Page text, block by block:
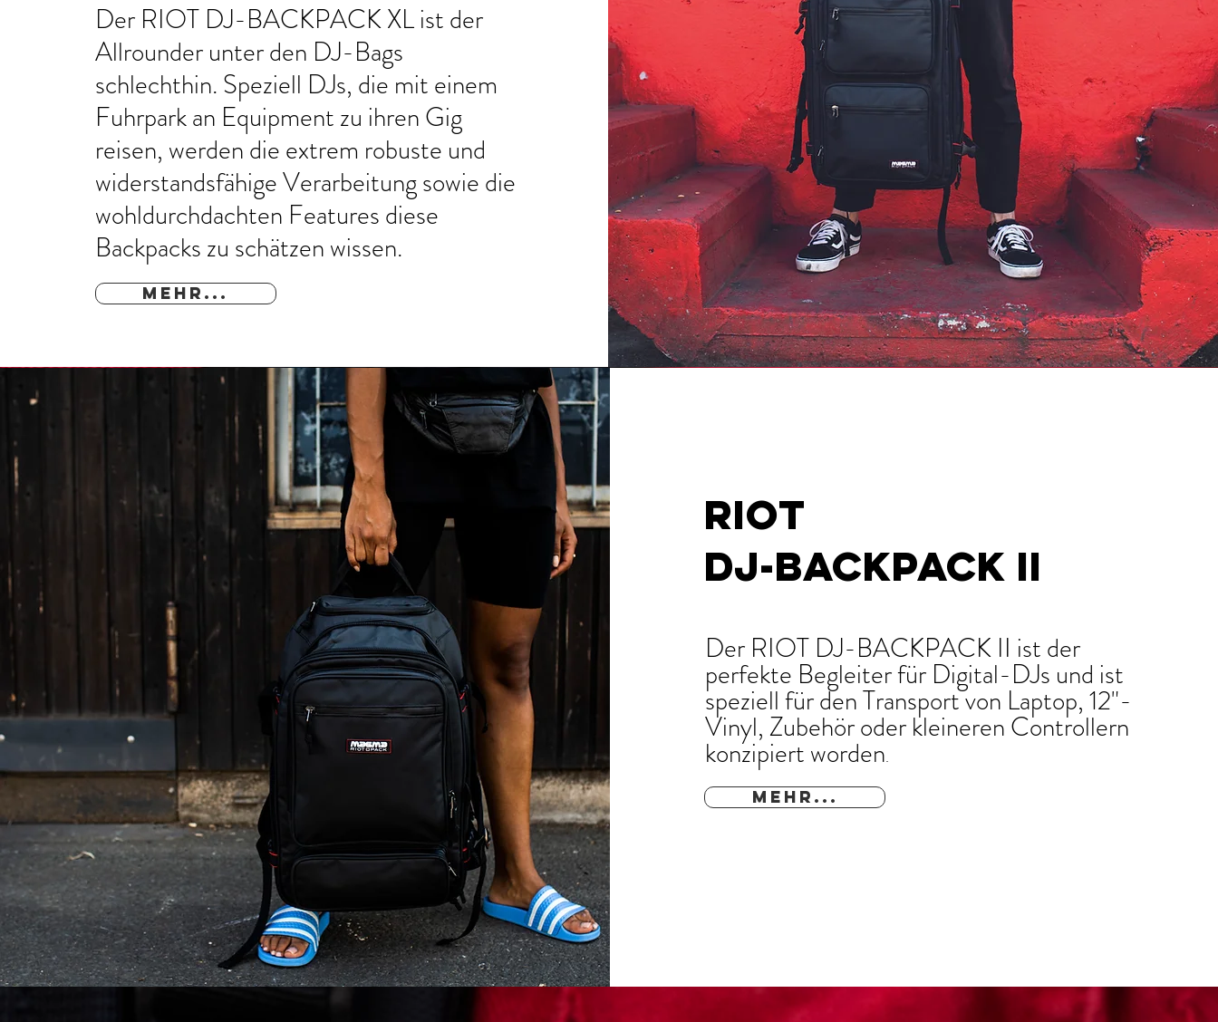
Der RIOT DJ-BACKPACK XL ist der
Allrounder unter den DJ-Bags
schlechthin. Speziell DJs, die mit einem
Fuhrpark an Equipment zu ihren Gig
reisen, werden die extrem robuste und
widerstandsfähige Verarbeitung sowie die
wohldurchdachten Features diese
Backpacks zu schätzen wissen.
MEHR...
RIOT
DJ-BACKPACK II
Der RIOT DJ-BACKPACK II ist der
perfekte Begleiter für Digital-DJs und ist
speziell für den Transport von Laptop, 12"-
Vinyl, Zubehör oder kleineren Controllern
konzipiert worden.
MEHR...